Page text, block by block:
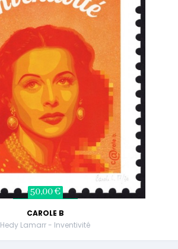
50,00 €
CAROLE B
Hedy Lamarr - Inventivité